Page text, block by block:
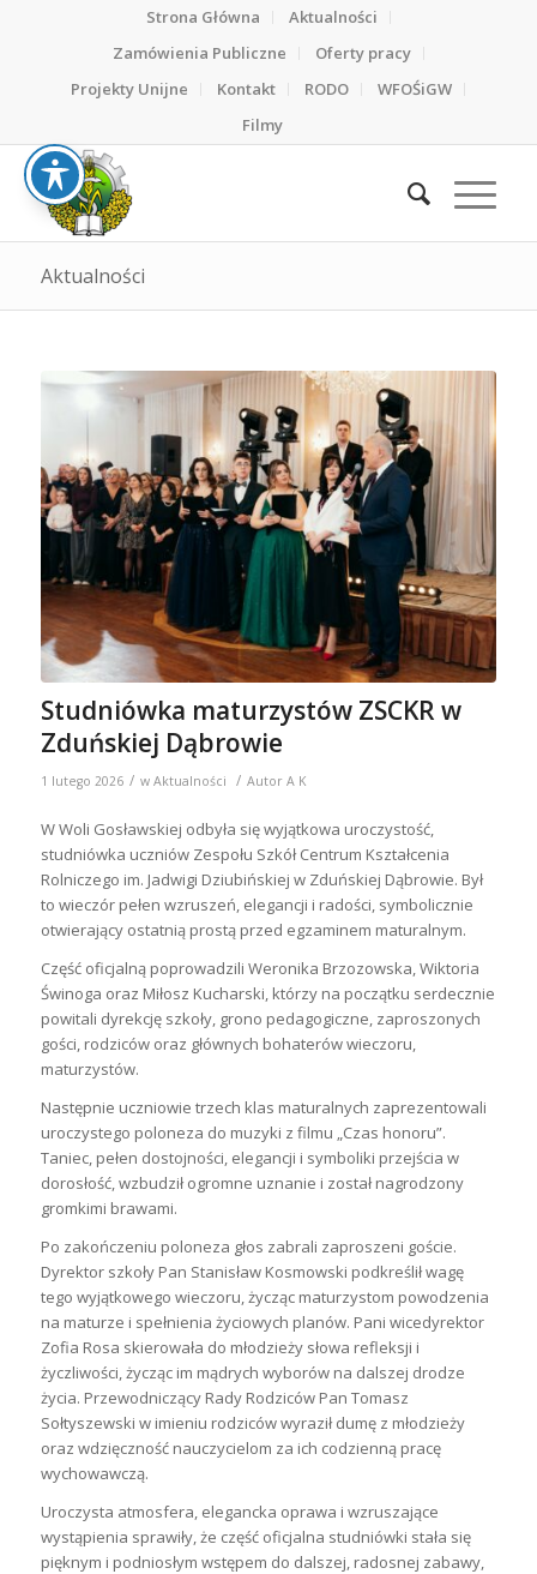
Strona Główna
Aktualności
Zamówienia Publiczne
Oferty pracy
Projekty Unijne
Kontakt RODO
WFOŚiGW
Filmy
Aktualności
Studniówka maturzystów ZSCKR w
Zduńskiej Dąbrowie
1 lutego 2026 / w Aktualności / Autor A K
W Woli Gosławskiej odbyła się wyjątkowa uroczystość,
studniówka uczniów Zespołu Szkół Centrum Kształcenia
Rolniczego im. Jadwigi Dziubińskiej w Zduńskiej Dąbrowie. Był
to wieczór pełen wzruszeń, elegancji i radości, symbolicznie
otwierający ostatnią prostą przed egzaminem maturalnym.
Część oficjalną poprowadzili Weronika Brzozowska, Wiktoria
Świnoga oraz Miłosz Kucharski, którzy na początku serdecznie
powitali dyrekcję szkoły, grono pedagogiczne, zaproszonych
gości, rodziców oraz głównych bohaterów wieczoru,
maturzystów.
Następnie uczniowie trzech klas maturalnych zaprezentowali
uroczystego poloneza do muzyki z filmu „Czas honoru”.
Taniec, pełen dostojności, elegancji i symboliki przejścia w
dorosłość, wzbudził ogromne uznanie i został nagrodzony
gromkimi brawami.
Po zakończeniu poloneza głos zabrali zaproszeni goście.
Dyrektor szkoły Pan Stanisław Kosmowski podkreślił wagę
tego wyjątkowego wieczoru, życząc maturzystom powodzenia
na maturze i spełnienia życiowych planów. Pani wicedyrektor
Zofia Rosa skierowała do młodzieży słowa refleksji i
życzliwości, życząc im mądrych wyborów na dalszej drodze
życia. Przewodniczący Rady Rodziców Pan Tomasz
Sołtyszewski w imieniu rodziców wyraził dumę z młodzieży
oraz wdzięczność nauczycielom za ich codzienną pracę
wychowawczą.
Uroczysta atmosfera, elegancka oprawa i wzruszające
wystąpienia sprawiły, że część oficjalna studniówki stała się
pięknym i podniosłym wstępem do dalszej, radosnej zabawy,